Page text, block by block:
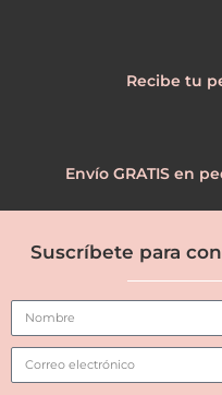
Recibe tu
Envío GRATIS en
Suscríbete para